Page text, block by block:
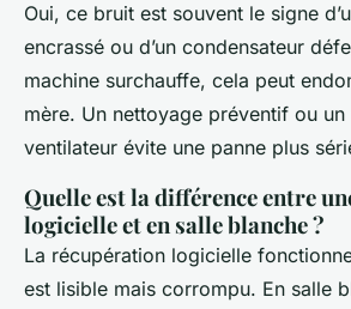
Oui, ce bruit est souvent le signe
encrassé ou d’un condensateur
machine surchauffe, cela peut
mère. Un nettoyage préventif ou
ventilateur évite une panne plus
Quelle est la différence entre
logicielle et en salle blanche ?
La récupération logicielle
est lisible mais corrompu. En salle